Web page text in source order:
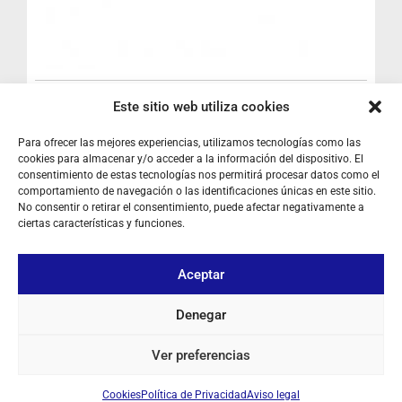
Este sitio web utiliza cookies
Para ofrecer las mejores experiencias, utilizamos tecnologías como las
cookies para almacenar y/o acceder a la información del dispositivo. El
consentimiento de estas tecnologías nos permitirá procesar datos como el
comportamiento de navegación o las identificaciones únicas en este sitio.
No consentir o retirar el consentimiento, puede afectar negativamente a
ciertas características y funciones.
Aceptar
Denegar
Ver preferencias
CookiesPolítica de PrivacidadAviso legal
Iniciar sesión para ver los precios